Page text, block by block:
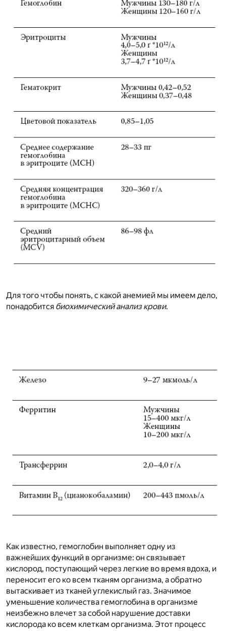
Для того чтобы понять, с какой анемией мы имеем дело,
понадобится биохимический анализ крови.
Как известно, гемоглобин выполняет одну из
важнейших функций в организме: он связывает
кислород, поступающий через легкие во время вдоха, и
переносит его ко всем тканям организма, а обратно
вытаскивает из тканей углекислый газ. Значимое
уменьшение количества гемоглобина в организме
неизбежно влечет за собой нарушение доставки
кислорода ко всем клеткам организма. Этот процесс